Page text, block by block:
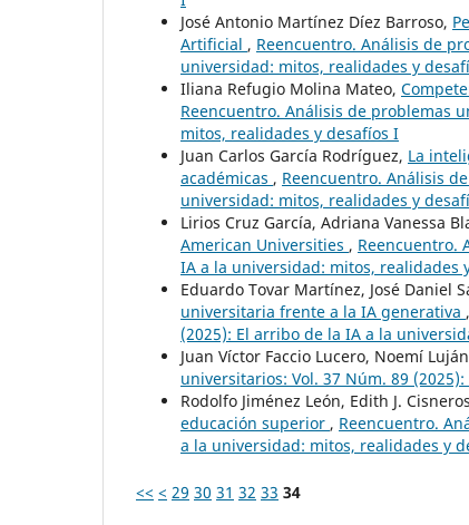
José Antonio Martínez Díez Barroso,
Artificial , Reencuentro. Análisis de
universidad: mitos, realidades y
Iliana Refugio Molina Mateo,
Reencuentro. Análisis de problemas
mitos, realidades y desafíos I
Juan Carlos García Rodríguez, La
académicas , Reencuentro. Análisis
universidad: mitos, realidades y
Lirios Cruz García, Adriana Vanessa
American Universities , Reencuentro.
IA a la universidad: mitos, realidades
Eduardo Tovar Martínez, José Daniel
universitaria frente a la IA generativa ,
(2025): El arribo de la IA a la
Juan Víctor Faccio Lucero, Noemí
universitarios: Vol. 37 Núm. 89
Rodolfo Jiménez León, Edith J.
educación superior , Reencuentro.
a la universidad: mitos, realidades y
<< < 29 30 31 32 33 34